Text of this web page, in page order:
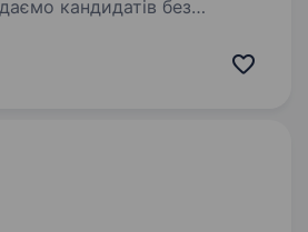
кандидатів без
Ставка +